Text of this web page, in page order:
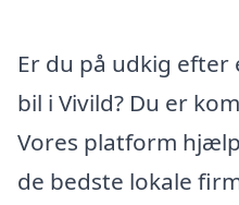
Er du på udkig
bil i Vivild? Du er
Vores platform
de bedste lokale